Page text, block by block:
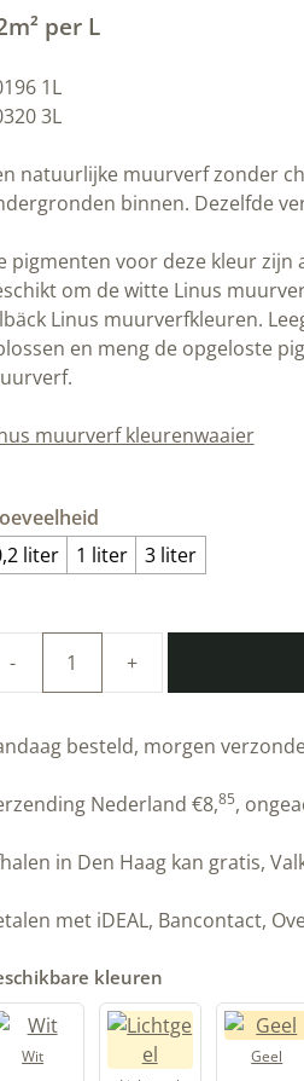
per L
1L
3L
natuurlijke muurverf zonder
Dezelfde verf voor zowel
pigmenten voor deze kleur zijn apart
Linus muurverf op kleur te brengen
het zakje in een beetje water. Goed
door de Linus muurverf.
liter 1 liter
Wit
Lichtgeel
Geel